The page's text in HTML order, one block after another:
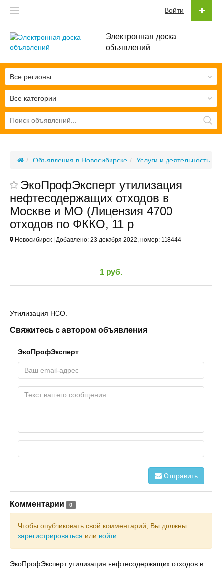
Электронная доска
объявлений
Войти
Все категории
Все регионы
Объявления в Новосибирске Услуги и деятельность
ЭкоПрофЭксперт утилизация
нефтесодержащих отходов в
Москве и МО (Лицензия 4700
отходов по ФККО, 11 р
Новосибирск | Добавлено: 23 декабря 2022, номер: 118444
1 руб.
Утилизация НСО.
Свяжитесь с автором объявления
ЭкоПрофЭксперт
Отправить
Комментарии 0
Чтобы опубликовать свой комментарий, Вы должны
зарегистрироваться или войти
ЭкоПрофЭксперт утилизация нефтесодержащих отходов в